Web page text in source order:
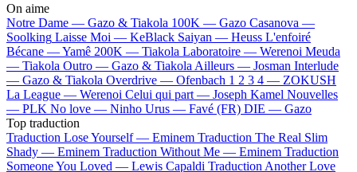
On aime
Notre Dame — Gazo & Tiakola 100K — Gazo Casanova —
Soolking Laisse Moi — KeBlack Saiyan — Heuss L'enfoiré
Bécane —Yamê 200K — Tiakola Laboratoire — Werenoi Meuda
— Tiakola Outro — Gazo & Tiakola Ailleurs — Josman Interlude
— Gazo & Tiakola Overdrive — Ofenbach 1 2 3 4 — ZOKUSH
La League — Werenoi Celui qui part — Joseph Kamel Nouvelles
— PLK No love — Ninho Urus — Favé (FR) DIE — Gazo
Top traduction
Traduction Lose Yourself — Eminem Traduction The Real Slim
Shady — Eminem Traduction Without Me — Eminem Traduction
Someone You Loved — Lewis Capaldi Traduction Another Love